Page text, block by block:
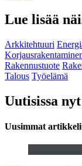
Lue lisää
Arkkitehtuuri
Rakennustuote
Talous Työelämä
Uutisissa nyt
Uusimmat